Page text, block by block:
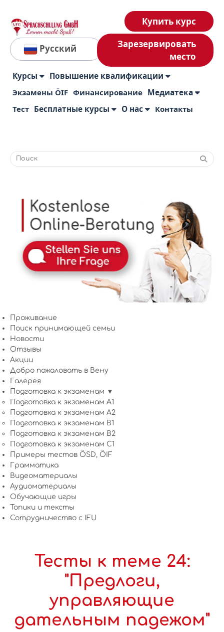
Русский
Купить курс
Зарезервировать
место
Курсы Повышение квалификации
Экзамены ÖIF Финансирование Медиатека
Тест Бесплатные курсы О нас Контакты
Проживание
Поиск принимающей семьи
Новости
Отзывы
Акции
Добро пожаловать в Вену
Галерея
Подготовка к экзаменам ▼
Подготовка к экзаменам A1
Подготовка к экзаменам A2
Подготовка к экзаменам B1
Подготовка к экзаменам B2
Подготовка к экзаменам C1
Примеры тестов ÖSD, ÖIF
Грамматика
Видеоматериалы
Аудиоматериалы
Обучающие игры
Топики и тексты
Сотрудничество c IFU
Тесты к теме 24:
"Предлоги,
управляющие
дательным падежом"